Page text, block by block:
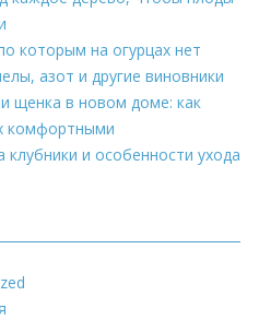
которым на огурцах нет
азот и другие виновники
щенка в новом доме: как
комфортными
клубники и особенности ухода